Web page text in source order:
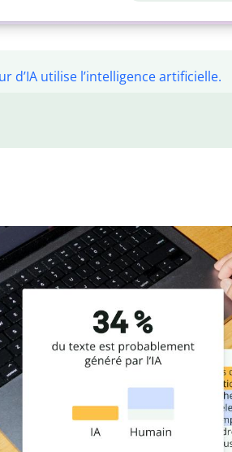
utilise l’intelligence artificielle.